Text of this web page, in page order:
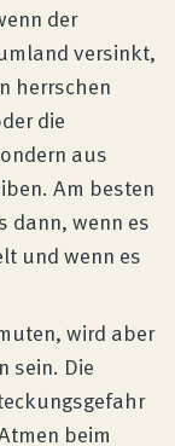
der
versinkt,
herrschen
die
aus
Am besten
dann, wenn es
und wenn es
wird aber
sein. Die
beim